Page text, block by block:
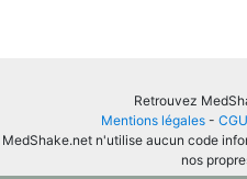
Retrouvez
Mentions légales - CGU
MedShake.net n'utilise aucun code
nos